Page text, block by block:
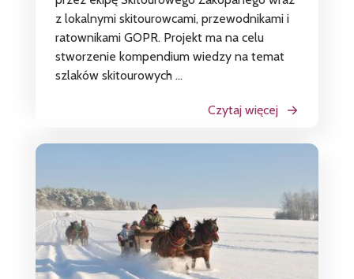
z lokalnymi skitourowcami, przewodnikami i
ratownikami GOPR. Projekt ma na celu
stworzenie kompendium wiedzy na temat
szlaków skitourowych ...
Czytaj więcej